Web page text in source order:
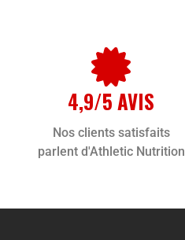
4,9/5 AVIS
Nos clients satisfaits
parlent d'Athletic Nutrition